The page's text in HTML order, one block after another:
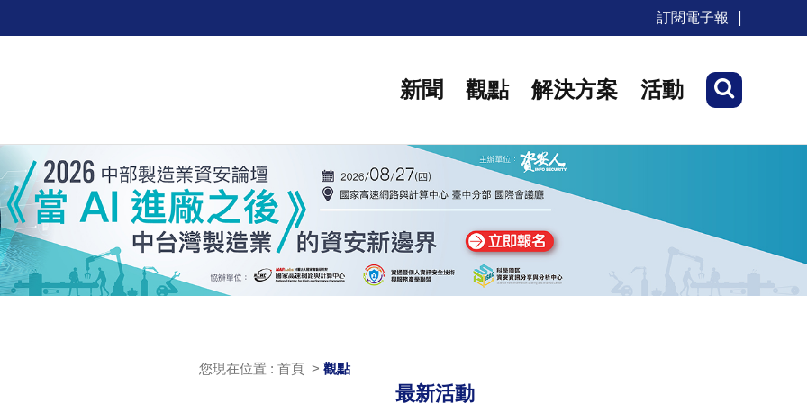
訂閱電子報
新聞 觀點 解決方案 活動
您現在位置 : 首頁 > 觀點
最新活動